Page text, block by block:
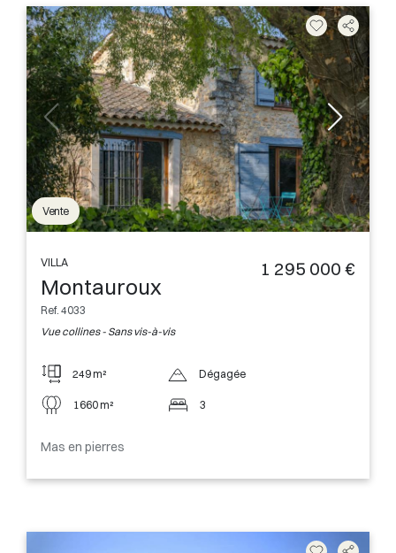
Vente
VILLA
Montauroux
Ref. 4033
Vue collines - Sans vis-à-vis
1 295 000 €
249 m²
1660 m²
Dégagée
3
Mas en pierres